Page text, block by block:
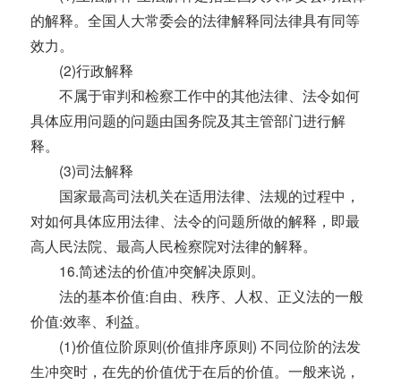
的解释。全国人大常委会的法律解释同法律具有同等
效力。
(2)行政解释
不属于审判和检察工作中的其他法律、法令如何
具体应用问题的问题由国务院及其主管部门进行解
释。
(3)司法解释
国家最高司法机关在适用法律、法规的过程中，
对如何具体应用法律、法令的问题所做的解释，即最
高人民法院、最高人民检察院对法律的解释。
16.简述法的价值冲突解决原则。
法的基本价值:自由、秩序、人权、正义法的一般
价值:效率、利益。
(1)价值位阶原则(价值排序原则) 不同位阶的法发
生冲突时，在先的价值优于在后的价值。一般来说，